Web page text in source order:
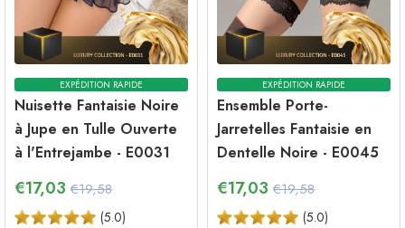
EXPÉDITION RAPIDE
Nuisette Fantaisie Noire
à Jupe en Tulle Ouverte
à l'Entrejambe - E0031
€17,03 €19,58
(5.0)
EXPÉDITION RAPIDE
Ensemble Porte-
Jarretelles Fantaisie en
Dentelle Noire - E0045
€17,03 €19,58
(5.0)